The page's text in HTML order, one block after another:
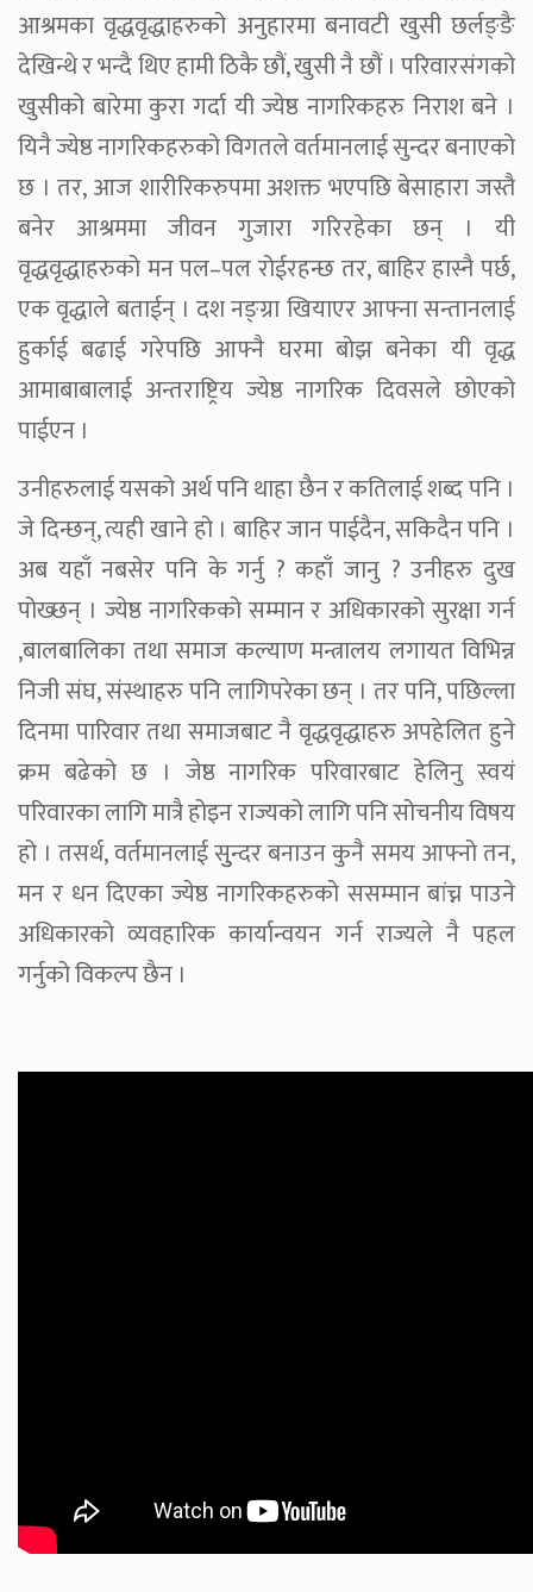
आश्रमका वृद्धवृद्धाहरुको अनुहारमा बनावटी खुसी छर्लङ्ङै
देखिन्थे र भन्दै थिए हामी ठिकै छौं, खुसी नै छौं । परिवारसंगको
खुसीको बारेमा कुरा गर्दा यी ज्येष्ठ नागरिकहरु निराश बने ।
यिनै ज्येष्ठ नागरिकहरुको विगतले वर्तमानलाई सुन्दर बनाएको
छ । तर, आज शारीरिकरुपमा अशक्त भएपछि बेसाहारा जस्तै
बनेर आश्रममा जीवन गुजारा गरिरहेका छन् । यी
वृद्धवृद्धाहरुको मन पल–पल रोईरहन्छ तर, बाहिर हास्नै पर्छ,
एक वृद्धाले बताईन् । दश नङ्ग्रा खियाएर आफ्ना सन्तानलाई
हुर्काई बढाई गरेपछि आफ्नै घरमा बोझ बनेका यी वृद्ध
आमाबाबालाई अन्तराष्ट्रिय ज्येष्ठ नागरिक दिवसले छोएको
पाईएन ।
उनीहरुलाई यसको अर्थ पनि थाहा छैन र कतिलाई शब्द पनि ।
जे दिन्छन्, त्यही खाने हो । बाहिर जान पाईदैन, सकिदैन पनि ।
अब यहाँ नबसेर पनि के गर्नु ? कहाँ जानु ? उनीहरु दुख
पोख्छन् । ज्येष्ठ नागरिकको सम्मान र अधिकारको सुरक्षा गर्न
,बालबालिका तथा समाज कल्याण मन्त्रालय लगायत विभिन्न
निजी संघ, संस्थाहरु पनि लागिपरेका छन् । तर पनि, पछिल्ला
दिनमा पारिवार तथा समाजबाट नै वृद्धवृद्धाहरु अपहेलित हुने
क्रम बढेको छ । जेष्ठ नागरिक परिवारबाट हेलिनु स्वयं
परिवारका लागि मात्रै होइन राज्यको लागि पनि सोचनीय विषय
हो । तसर्थ, वर्तमानलाई सुुन्दर बनाउन कुनै समय आफ्नो तन,
मन र धन दिएका ज्येष्ठ नागरिकहरुको ससम्मान बांच्न पाउने
अधिकारको व्यवहारिक कार्यान्वयन गर्न राज्यले नै पहल
गर्नुको विकल्प छैन ।